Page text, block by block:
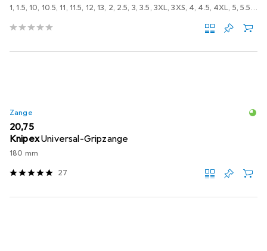
1, 1.5, 10, 10.5, 11, 11.5, 12, 13, 2, 2.5, 3, 3.5, 3XL, 3XS, 4, 4.5, 4XL, 5, 5.5, 5XL, 6, 6.5, 7, 7.5, 8, 8.5, 9, 9.5, L, M, S, XL, XS, XXL, XXS
Zange
EUR
20,75
KnipexUniversal-Gripzange
180 mm
27